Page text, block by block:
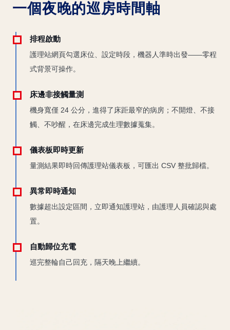
一個夜晚的巡房時間軸
排程啟動
護理站網頁勾選床位、設定時段，機器人準時出發——零程
式背景可操作。
床邊非接觸量測
機身寬僅 24 公分，進得了床距最窄的病房；不開燈、不接
觸、不吵醒，在床邊完成生理數據蒐集。
儀表板即時更新
量測結果即時回傳護理站儀表板，可匯出 CSV 整批歸檔。
異常即時通知
數據超出設定區間，立即通知護理站，由護理人員確認與處
置。
自動歸位充電
巡完整輪自己回充，隔天晚上繼續。